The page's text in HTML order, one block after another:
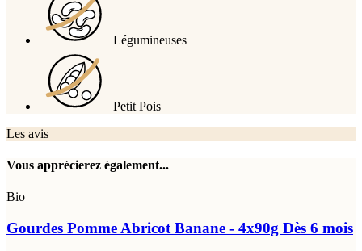
Légumineuses
Petit Pois
Les avis
Vous apprécierez également...
Bio
Gourdes Pomme Abricot Banane - 4x90g Dès 6 mois